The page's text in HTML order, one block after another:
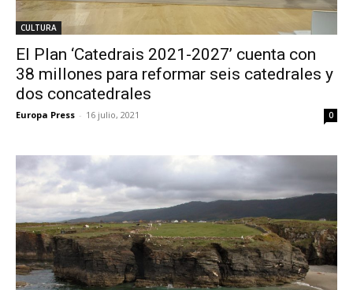
CULTURA
El Plan ‘Catedrais 2021-2027’ cuenta con
38 millones para reformar seis catedrales y
dos concatedrales
Europa Press - 16 julio, 2021 0